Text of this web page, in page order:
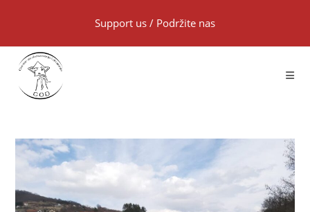
Support us / Podržite nas